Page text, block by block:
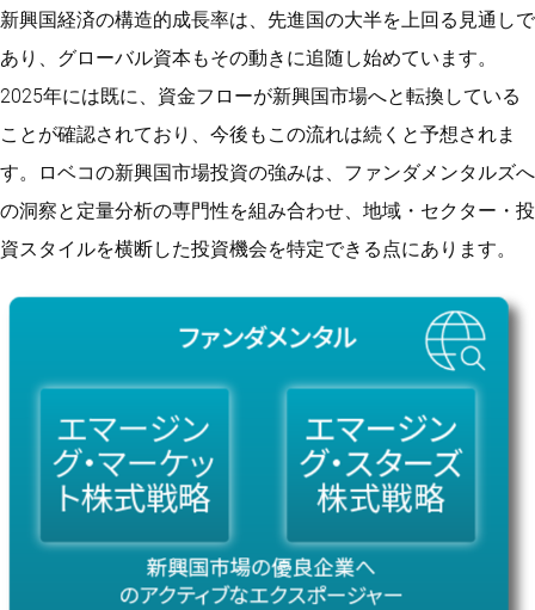
新興国経済の構造的成長率は、先進国の大半を上回る見通しで
あり、グローバル資本もその動きに追随し始めています。
2025年には既に、資金フローが新興国市場へと転換している
ことが確認されており、今後もこの流れは続くと予想されま
す。ロベコの新興国市場投資の強みは、ファンダメンタルズへ
の洞察と定量分析の専門性を組み合わせ、地域・セクター・投
資スタイルを横断した投資機会を特定できる点にあります。